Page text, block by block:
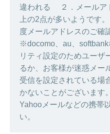
違われる ２．メールア
上の2点が多いようです
度メールアドレスのご確
※docomo、au、softbank
リティ設定のためユーザ
るか、お客様が迷惑メー
受信を設定されている場
かないことがございます
Yahooメールなどの携帯
い。